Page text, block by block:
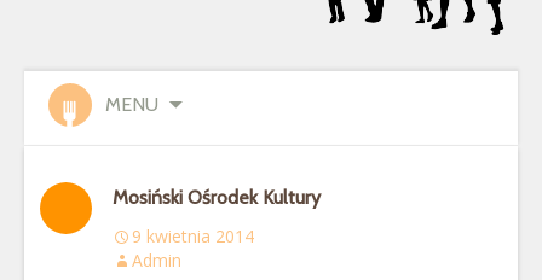
MENU
Mosiński Ośrodek Kultury
9 kwietnia 2014
Admin